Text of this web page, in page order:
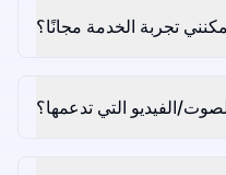
تجربة الخدمة مجانًا؟
الفيديو التي تدعمها؟